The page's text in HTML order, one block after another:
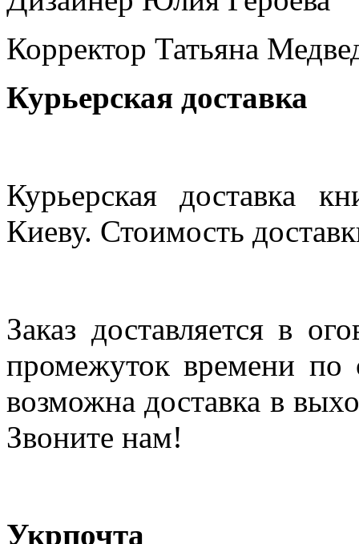
Корректор Татьяна
Курьерская доставка
Курьерская доставка
Киеву. Стоимость
Заказ доставляется в
промежуток времени по
возможна доставка в
Звоните нам!
Укрпочта